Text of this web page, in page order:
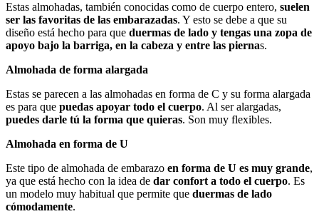
Estas almohadas, también conocidas como de cuerpo entero, suelen
ser las favoritas de las embarazadas. Y esto se debe a que su
diseño está hecho para que duermas de lado y tengas una zopa de
apoyo bajo la barriga, en la cabeza y entre las piernas.
Almohada de forma alargada
Estas se parecen a las almohadas en forma de C y su forma alargada
es para que puedas apoyar todo el cuerpo. Al ser alargadas,
puedes darle tú la forma que quieras. Son muy flexibles.
Almohada en forma de U
Este tipo de almohada de embarazo en forma de U es muy grande,
ya que está hecho con la idea de dar confort a todo el cuerpo. Es
un modelo muy habitual que permite que duermas de lado
cómodamente.